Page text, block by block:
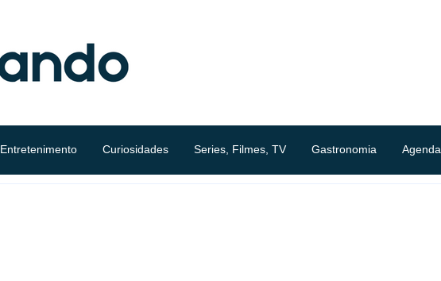
Entretenimento Curiosidades Series, Filmes, TV Gastronomia Agenda